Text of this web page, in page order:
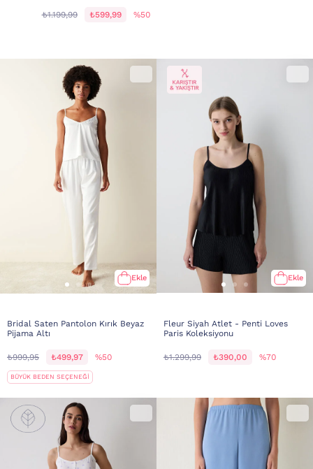
₺1.199,99 ₺599,99 %50
Ekle
Bridal Saten Pantolon Kırık Beyaz
Pijama Altı
₺999,95 ₺499,97 %50
BÜYÜK BEDEN SEÇENEĞİ
Ekle
Fleur Siyah Atlet - Penti Loves
Paris Koleksiyonu
₺1.299,99 ₺390,00 %70